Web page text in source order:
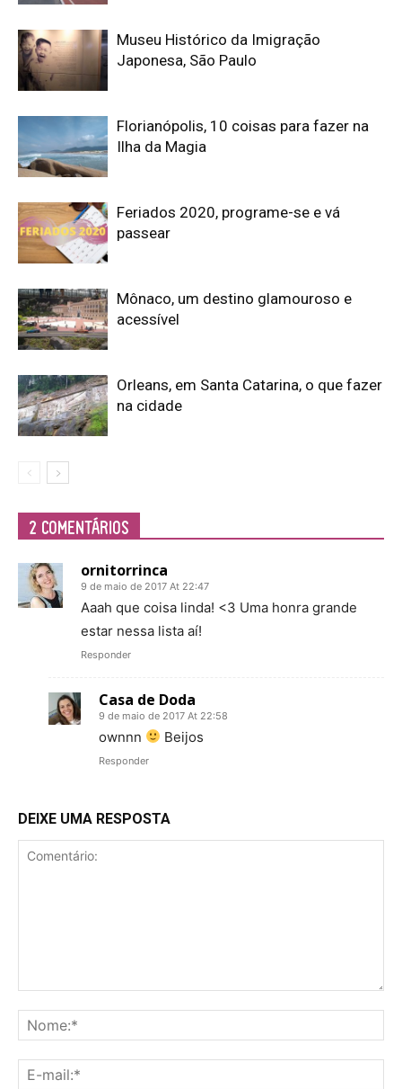
Museu Histórico da Imigração
Japonesa, São Paulo
Florianópolis, 10 coisas para fazer na
Ilha da Magia
Feriados 2020, programe-se e vá
passear
Mônaco, um destino glamouroso e
acessível
Orleans, em Santa Catarina, o que fazer
na cidade
2 COMENTÁRIOS
ornitorrinca
9 de maio de 2017 At 22:47
Aaah que coisa linda! <3 Uma honra grande
estar nessa lista aí!
Responder
Casa de Doda
9 de maio de 2017 At 22:58
ownnn Beijos
Responder
DEIXE UMA RESPOSTA